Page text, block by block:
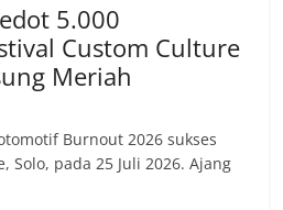
5.000
Custom Culture
Meriah
Burnout 2026 sukses
Solo, pada 25 Juli 2026. Ajang